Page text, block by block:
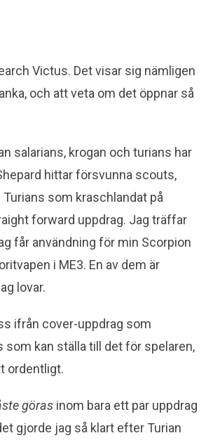
Victus. Det visar sig nämligen
och att veta om det öppnar så
salarians, krogan och turians har
hittar försvunna scouts,
som kraschlandat på
forward uppdrag. Jag träffar
får användning för min Scorpion
i ME3. En av dem är
lovar.
ifrån cover-uppdrag som
som kan ställa till det för spelaren,
ordentligt.
göras inom bara ett par uppdrag
gjorde jag så klart efter Turian